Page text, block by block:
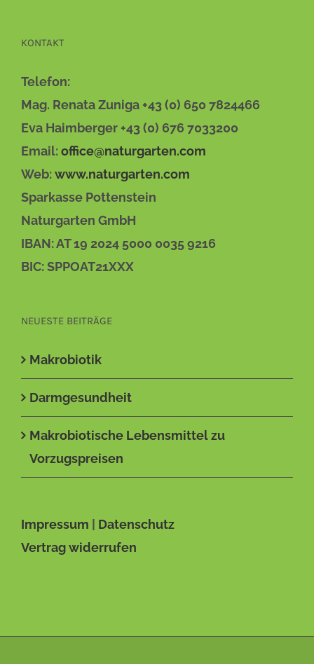
KONTAKT
Telefon:
Mag. Renata Zuniga +43 (0) 650 7824466
Eva Haimberger +43 (0) 676 7033200
Email:office@naturgarten.com
Web:www.naturgarten.com
Sparkasse Pottenstein
Naturgarten GmbH
IBAN: AT 19 2024 5000 0035 9216
BIC: SPPOAT21XXX
NEUESTE BEITRÄGE
Makrobiotik
Darmgesundheit
Makrobiotische Lebensmittel zu
Vorzugspreisen
Impressum | Datenschutz
Vertrag widerrufen